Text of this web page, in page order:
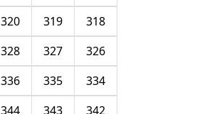
318
319
320
326
327
328
334
335
336
342
343
344